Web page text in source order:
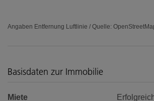
Angaben Entfernung Luftlinie / Quelle:
Basisdaten zur Immobilie
Miete